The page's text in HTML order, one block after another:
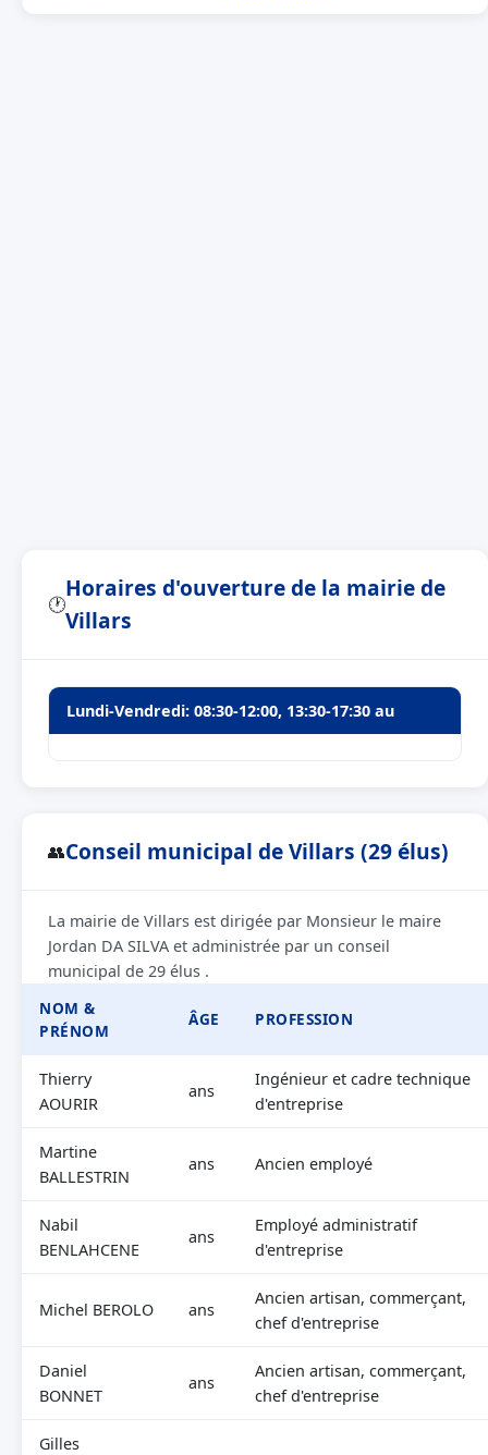
🕐
Horaires d'ouverture de la mairie de
Villars
Lundi-Vendredi: 08:30-12:00, 13:30-17:30 au
👥Conseil municipal de Villars (29 élus)
La mairie de Villars est dirigée par Monsieur le maire
Jordan DA SILVA et administrée par un conseil
municipal de 29 élus .
NOM &
PRÉNOM
ÂGE PROFESSION
Thierry
AOURIR
ans
Ingénieur et cadre technique
d'entreprise
Martine
BALLESTRIN
ans Ancien employé
Nabil
BENLAHCENE
ans
Employé administratif
d'entreprise
Michel BEROLO ans
Ancien artisan, commerçant,
chef d'entreprise
Daniel
BONNET
ans
Ancien artisan, commerçant,
chef d'entreprise
Gilles